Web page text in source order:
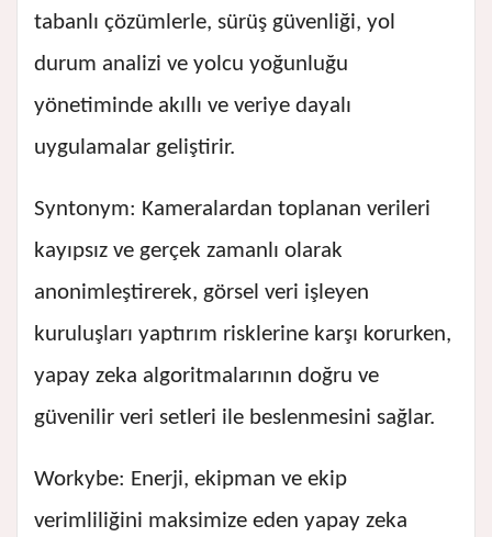
tabanlı çözümlerle, sürüş güvenliği, yol
durum analizi ve yolcu yoğunluğu
yönetiminde akıllı ve veriye dayalı
uygulamalar geliştirir.
Syntonym: Kameralardan toplanan verileri
kayıpsız ve gerçek zamanlı olarak
anonimleştirerek, görsel veri işleyen
kuruluşları yaptırım risklerine karşı korurken,
yapay zeka algoritmalarının doğru ve
güvenilir veri setleri ile beslenmesini sağlar.
Workybe: Enerji, ekipman ve ekip
verimliliğini maksimize eden yapay zeka